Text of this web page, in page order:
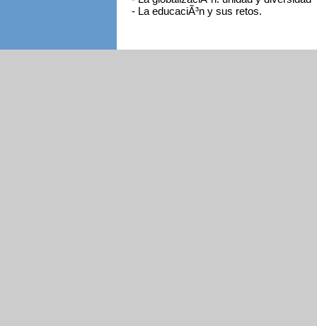
- La educaciÃ³n y sus retos.